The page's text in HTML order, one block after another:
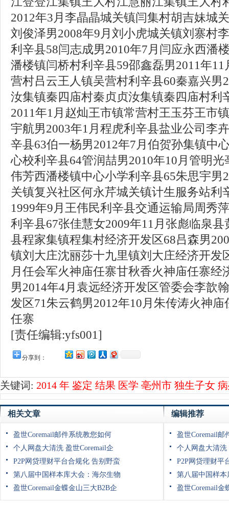
2012年3月李晶晶城关镇闫集村胡吉妹城
刘俊泽男2008年9月刘小虎城关镇刘寨村
利辛县58闫志成男2010年7月闫应永西潘
潘楼镇闫桥村利辛县59邵鑫磊男2011年
营村吕云王人镇吴营村利辛县60秦嘉兴男
汝集镇秦四庙村秦贞贞汝集镇秦四庙村利
2011年1月赵灿王市镇常营村王玉芬王市
宇航男2003年1月程虎利辛县盐业公司李
辛县63伯一杨男2012年7月伯贺孙集镇中
心校利辛县64管润喆男2010年10月管明
伟芳西潘楼镇中心小学利辛县65朱思宇男
关镇复兴社区何永芹城关镇计生服务站利
1999年9月王伟民利辛县交通运输局周秀
利辛县67张佳慧女2009年11月张彪临泉
县程家集镇程集村经济开发区68吕森男
镇刘大庄沈丽莎十九里镇刘大庄经济开发
月任会军火神庙任寨甘秋香火神庙任寨经
男2014年4月袁远经济开发区管委会李歆
发区71朱云鹤男2012年10月朱传涛火神
任寨
[责任编辑:yfs001]
分享到：
关键词: 2014 年 鉴定 结果 医学 亳州市 独生子女
相关文章
盈世Coremail邮件系统教您如何
个人网盘大清洗 盈世Coremail企
P2P网贷理财平台合规化 告别野蛮
第八届中国样本库大会：海尔生物
盈世Coremail金蝶金山三大B2B企
编辑推荐
盈世Coremail邮
个人网盘大清洗
P2P网贷理财平
第八届中国样
盈世Coremail金